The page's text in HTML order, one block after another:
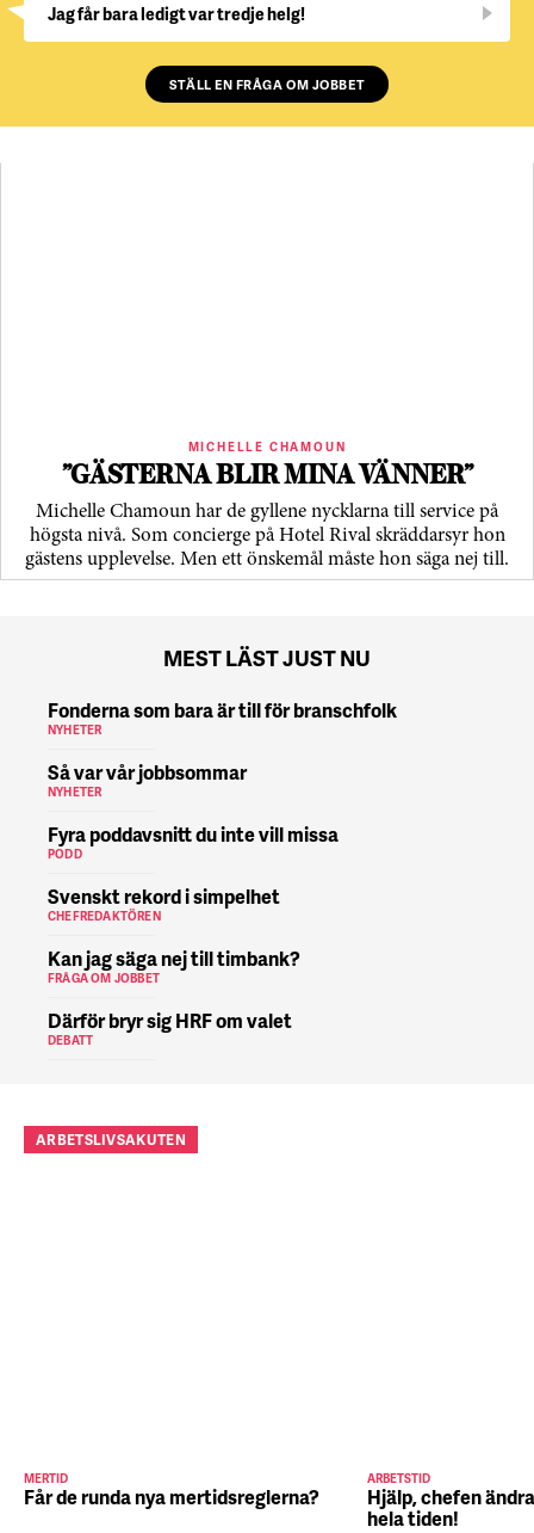
Jag får bara ledigt var tredje helg!
STÄLL EN FRÅGA OM JOBBET
MICHELLE CHAMOUN
”GÄSTERNA BLIR MINA VÄNNER”
Michelle Chamoun har de gyllene nycklarna till service på
högsta nivå. Som concierge på Hotel Rival skräddarsyr hon
gästens upp­levelse. Men ett önskemål måste hon säga nej till.
MEST LÄST JUST NU
Fonderna som bara är till för branschfolk
NYHETER
Så var vår jobbsommar
NYHETER
Fyra poddavsnitt du inte vill missa
PODD
Svenskt rekord i simpelhet
CHEFREDAKTÖREN
Kan jag säga nej till timbank?
FRÅGA OM JOBBET
Därför bryr sig HRF om valet
DEBATT
ARBETSLIVSAKUTEN
MERTID
Får de runda nya mertidsreglerna?
ARBETSTID
Hjälp, chefen
hela tiden!